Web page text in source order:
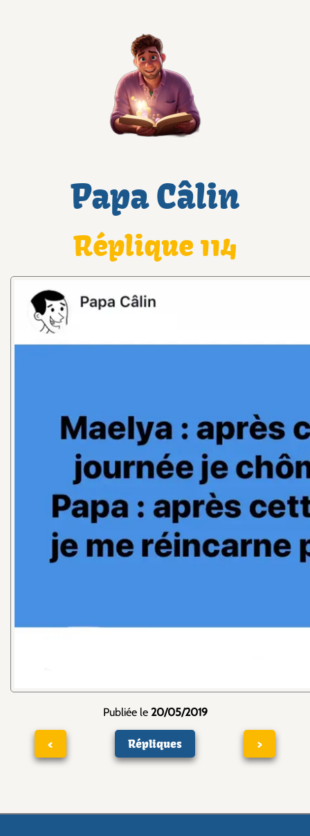
Papa Câlin
Réplique 114
Publiée le 20/05/2019
< Répliques >